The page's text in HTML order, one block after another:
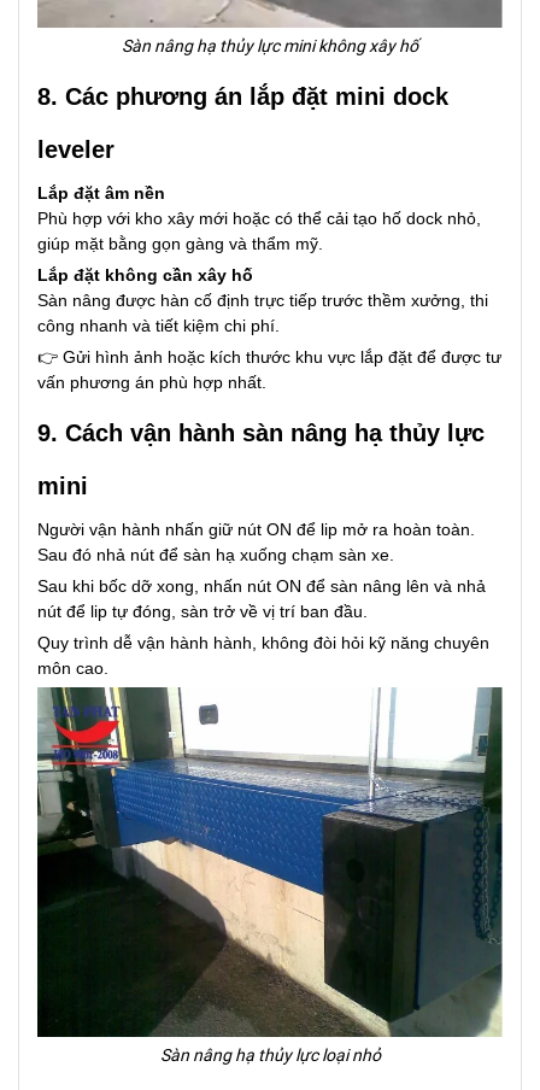
Sàn nâng hạ thủy lực mini không xây hố
8. Các phương án lắp đặt mini dock
leveler
Lắp đặt âm nền
Phù hợp với kho xây mới hoặc có thể cải tạo hố dock nhỏ,
giúp mặt bằng gọn gàng và thẩm mỹ.
Lắp đặt không cần xây hố
Sàn nâng được hàn cố định trực tiếp trước thềm xưởng, thi
công nhanh và tiết kiệm chi phí.
👉 Gửi hình ảnh hoặc kích thước khu vực lắp đặt để được tư
vấn phương án phù hợp nhất.
9. Cách vận hành sàn nâng hạ thủy lực
mini
Người vận hành nhấn giữ nút ON để lip mở ra hoàn toàn.
Sau đó nhả nút để sàn hạ xuống chạm sàn xe.
Sau khi bốc dỡ xong, nhấn nút ON để sàn nâng lên và nhả
nút để lip tự đóng, sàn trở về vị trí ban đầu.
Quy trình dễ vận hành hành, không đòi hỏi kỹ năng chuyên
môn cao.
Sàn nâng hạ thủy lực loại nhỏ